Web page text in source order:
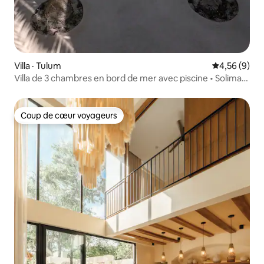
Villa · Tulum Note
4,56 (9)
Villa de 3 chambres en bord de mer avec piscine • Soliman
Coup de cœur voyageurs
Coup de cœur voyageurs